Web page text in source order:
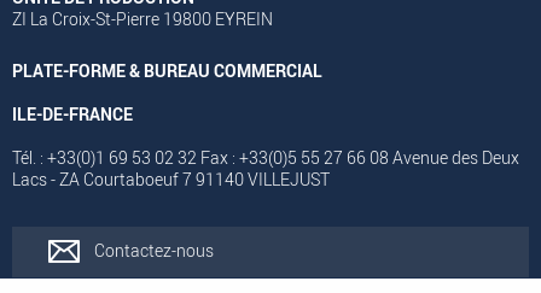
ZI La Croix-St-Pierre 19800 EYREIN
PLATE-FORME & BUREAU COMMERCIAL
ILE-DE-FRANCE
Tél. : +33(0)1 69 53 02 32 Fax : +33(0)5 55 27 66 08 Avenue des Deux
Lacs - ZA Courtaboeuf 7 91140 VILLEJUST
Contactez-nous